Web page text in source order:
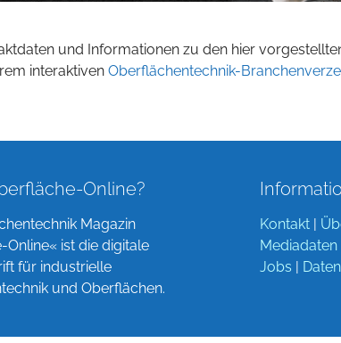
und Informationen zu den hier
interaktiven Oberflächentechnik-
Online?
Magazin
Online« ist die digitale
für industrielle
und Oberflächen.
Kontakt
Mediadaten
Jobs